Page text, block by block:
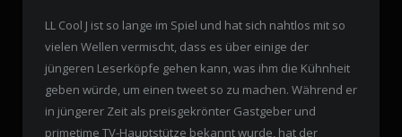
LL Cool J ist so lange im Spiel und hat sich nahtlos mit so
vielen Wellen vermischt, dass es über einige der
jüngeren Leserköpfe gehen kann, was ihm die Kühnheit
geben würde, um einen tweet so zu machen. Während er
in jüngerer Zeit als preisgekrönter Gastgeber und
primetime TV-Hauptstütze bekannt wurde, hat der